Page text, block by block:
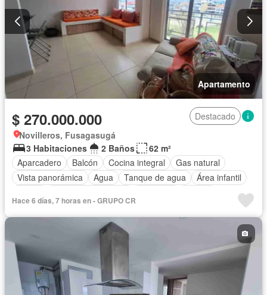
Apartamento
$ 270.000.000
Destacado
Novilleros, Fusagasugá
3 Habitaciones
2 Baños
62 m²
Aparcadero
Balcón Cocina integral
Gas natural
Vista panorámica
Agua Tanque de agua
Área infantil
Permite mascotas
Permite niños
Hace 6 días, 7 horas en - GRUPO CR